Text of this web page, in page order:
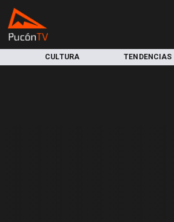
CULTURA TENDENCIAS